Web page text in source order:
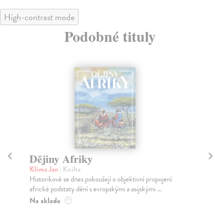
High-contrast mode
Podobné tituly
Dějiny Afriky
Klíma Jan | Kniha
Historikové se dnes pokoušejí o objektivní propojení
africké podstaty dění s evropskými a asijskými ...
Na sklade ?